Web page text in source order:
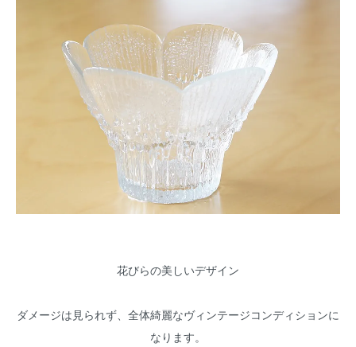
花びらの美しいデザイン
ダメージは見られず、全体綺麗なヴィンテージコンディションに
なります。